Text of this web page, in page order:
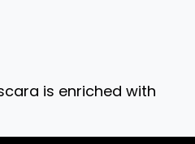
is enriched with